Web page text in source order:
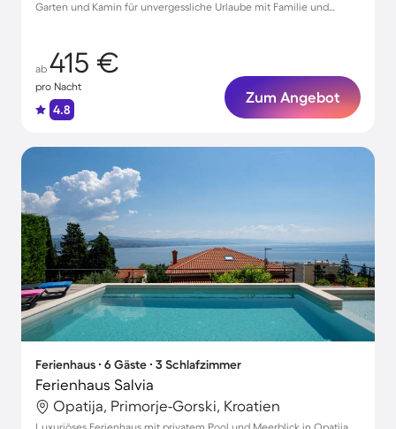
Garten und Kamin für unvergessliche Urlaube mit Familie und
ab 415 €
pro Nacht
4.8
Zum Angebot
Ferienhaus ∙ 6 Gäste ∙ 3 Schlafzimmer
Ferienhaus Salvia
Opatija, Primorje-Gorski, Kroatien